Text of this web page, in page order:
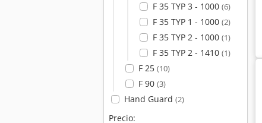
F 35 TYP 3 - 1000 (6)
F 35 TYP 1 - 1000 (2)
F 35 TYP 2 - 1000 (1)
F 35 TYP 2 - 1410 (1)
F 25 (10)
F 90 (3)
Hand Guard (2)
Precio: